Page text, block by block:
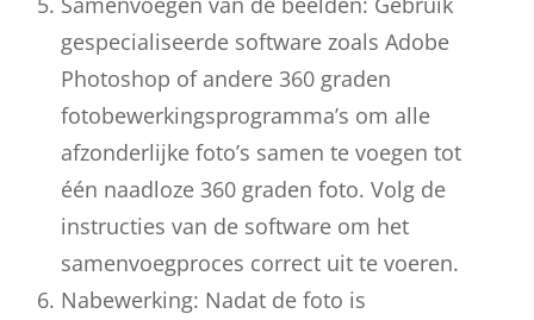
gespecialiseerde software zoals Adobe
Photoshop of andere 360 graden
fotobewerkingsprogramma’s om alle
afzonderlijke foto’s samen te voegen tot
één naadloze 360 graden foto. Volg de
instructies van de software om het
samenvoegproces correct uit te voeren.
Nabewerking: Nadat de foto is